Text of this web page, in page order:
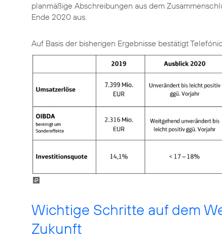
planmäßige Abschreibungen aus dem
Auf Basis der bisherigen Ergebnisse bestätigt
Wichtige Schritte auf dem
Zukunft